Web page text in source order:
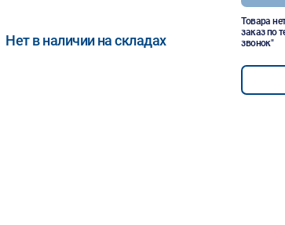
Нет в наличии на складах
Товара
заказ по
звонок"